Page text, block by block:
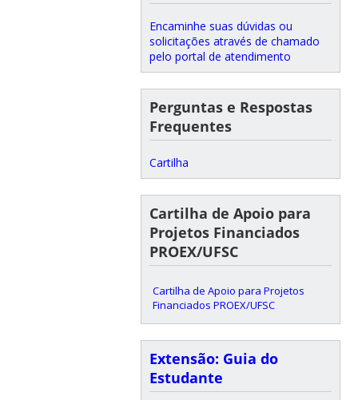
Encaminhe suas dúvidas ou
solicitações através de chamado
pelo portal de atendimento
Perguntas e Respostas
Frequentes
Cartilha
Cartilha de Apoio para
Projetos Financiados
PROEX/UFSC
Cartilha de Apoio para Projetos
Financiados PROEX/UFSC
Extensão: Guia do
Estudante